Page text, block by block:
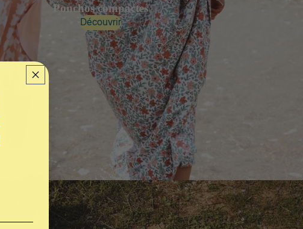
Ponchos compactes
Découvrir